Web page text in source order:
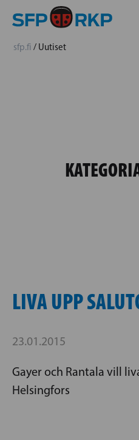
sfp.fi / Uutiset
LIVA UPP
23.01.2015
Gayer och Rantala vill
Helsingfors